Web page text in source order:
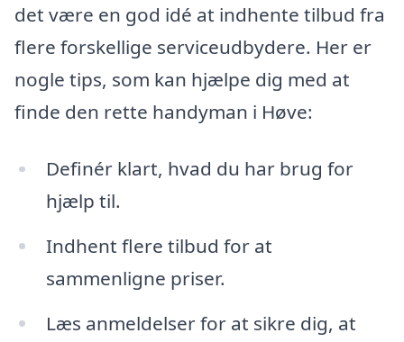
det være en god idé at indhente tilbud fra
flere forskellige serviceudbydere. Her er
nogle tips, som kan hjælpe dig med at
finde den rette handyman i Høve:
Definér klart, hvad du har brug for
hjælp til.
Indhent flere tilbud for at
sammenligne priser.
Læs anmeldelser for at sikre dig, at